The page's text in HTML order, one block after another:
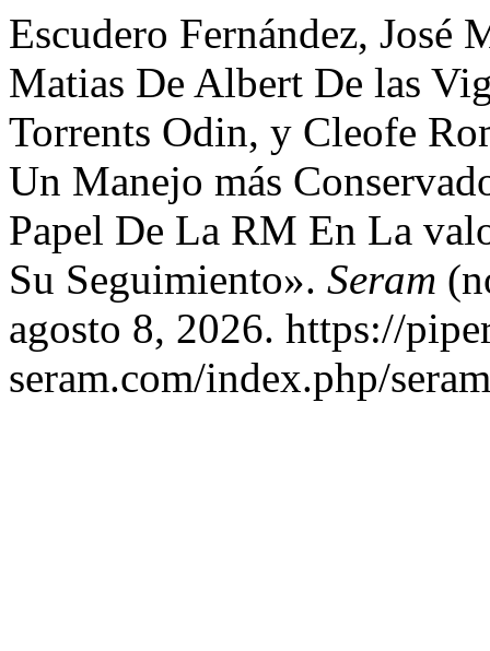
Escudero Fernández, José
Matias De Albert De las
Torrents Odin, y Cleofe
Un Manejo más
Papel De La RM En La
Su Seguimiento». Seram
agosto 8, 2026. https://
seram.com/index.php/